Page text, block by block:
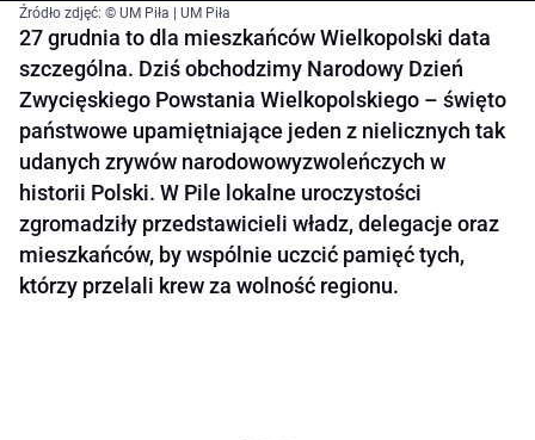
Źródło zdjęć: © UM Piła | UM Piła
27 grudnia to dla mieszkańców Wielkopolski data
szczególna. Dziś obchodzimy Narodowy Dzień
Zwycięskiego Powstania Wielkopolskiego – święto
państwowe upamiętniające jeden z nielicznych tak
udanych zrywów narodowowyzwoleńczych w
historii Polski. W Pile lokalne uroczystości
zgromadziły przedstawicieli władz, delegacje oraz
mieszkańców, by wspólnie uczcić pamięć tych,
którzy przelali krew za wolność regionu.